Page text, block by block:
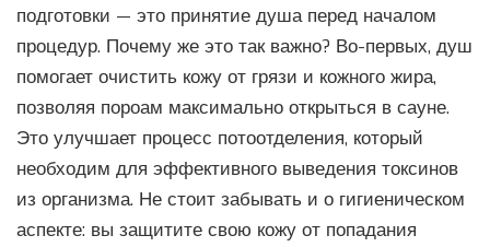
подготовки — это принятие душа перед началом
процедур. Почему же это так важно? Во-первых, душ
помогает очистить кожу от грязи и кожного жира,
позволяя пороам максимально открыться в сауне.
Это улучшает процесс потоотделения, который
необходим для эффективного выведения токсинов
из организма. Не стоит забывать и о гигиеническом
аспекте: вы защитите свою кожу от попадания